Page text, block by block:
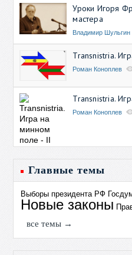
Уроки Игоря
мастера
Владимир Шульгин
Transnistria.
Роман Коноплев
Transnistria.
Роман Коноплев
Главные темы
Выборы президента РФ
Новые законы
все темы →